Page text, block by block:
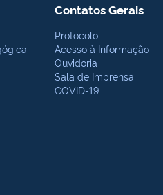
Contatos Gerais
Protocolo
Acesso à Informação
Ouvidoria
Sala de Imprensa
COVID-19